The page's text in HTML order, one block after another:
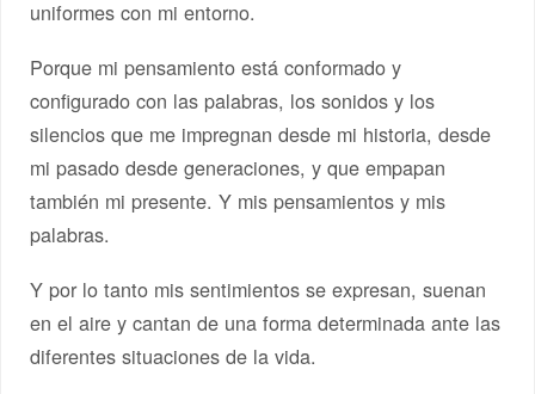
uniformes con mi entorno.
Porque mi pensamiento está conformado y
configurado con las palabras, los sonidos y los
silencios que me impregnan desde mi historia, desde
mi pasado desde generaciones, y que empapan
también mi presente. Y mis pensamientos y mis
palabras.
Y por lo tanto mis sentimientos se expresan, suenan
en el aire y cantan de una forma determinada ante las
diferentes situaciones de la vida.